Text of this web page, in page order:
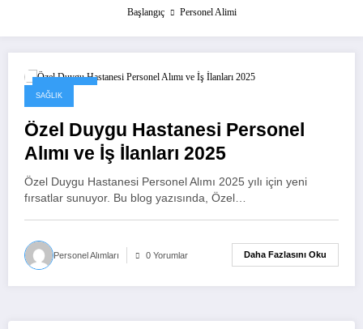
Başlangıç Personel Alimi
29/03/2025
SAĞLIK
Özel Duygu Hastanesi Personel
Alımı ve İş İlanları 2025
Özel Duygu Hastanesi Personel Alımı 2025 yılı için yeni
fırsatlar sunuyor. Bu blog yazısında, Özel…
Personel Alımları 0 Yorumlar Daha Fazlasını Oku